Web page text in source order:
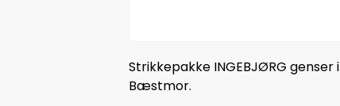
Strikkepakke INGEBJØRG genser
Bæstmor.